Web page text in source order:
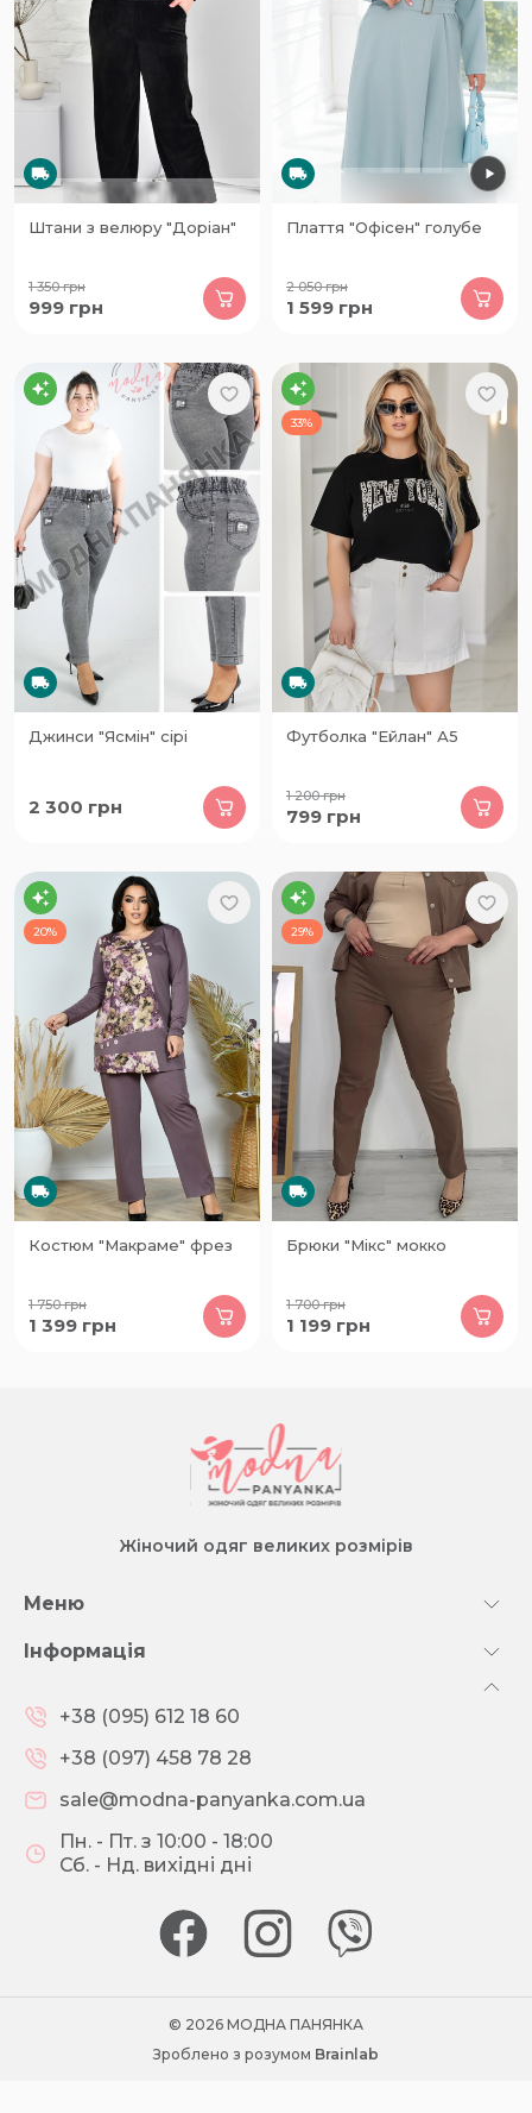
Штани з велюру "Доріан"
1 350грн
999 грн
Плаття "Офісен" голубе
2 050грн
1 599 грн
Джинси "Ясмін" сірі
2 300 грн
33%
Футболка "Ейлан" А5
1 200грн
799 грн
20%
Костюм "Макраме" фрез
1 750грн
1 399 грн
29%
Брюки "Мікс" мокко
1 700грн
1 199 грн
Жіночий одяг великих розмірів
Меню
Інформація
+38 (095) 612 18 60
+38 (097) 458 78 28
sale@modna-panyanka.com.ua
Пн. - Пт. з 10:00 - 18:00
Сб. - Нд. вихідні дні
© 2026 МОДНА ПАНЯНКА
Зроблено з розумом Brainlab